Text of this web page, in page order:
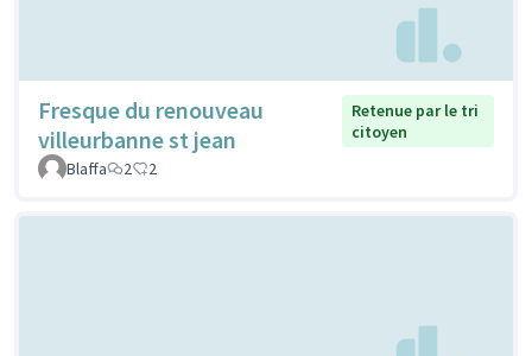
Fresque du renouveau
villeurbanne st jean
Retenue par le tri
citoyen
Blaffa
2 2